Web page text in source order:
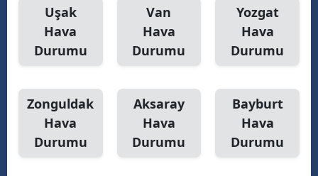
Uşak
Hava
Durumu
Van
Hava
Durumu
Yozgat
Hava
Durumu
Zonguldak
Hava
Durumu
Aksaray
Hava
Durumu
Bayburt
Hava
Durumu